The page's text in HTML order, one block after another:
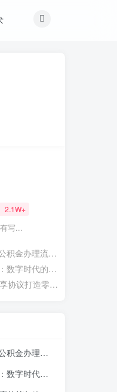
2.1W+
写...
办理流程记录
的用户体验悖论
零门槛家庭影院
理流程记录
用户体验悖论